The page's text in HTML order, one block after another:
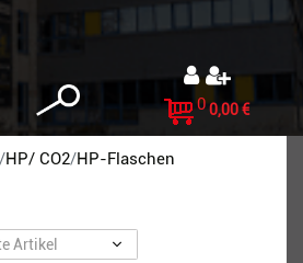
0 0,00 €
HP/ CO2 HP-Flaschen